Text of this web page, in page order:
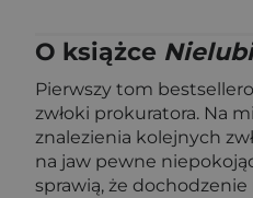
O książce
Pierwszy tom
zwłoki prokuratora. Na
znalezienia kolejnych
na jaw pewne
sprawią, że